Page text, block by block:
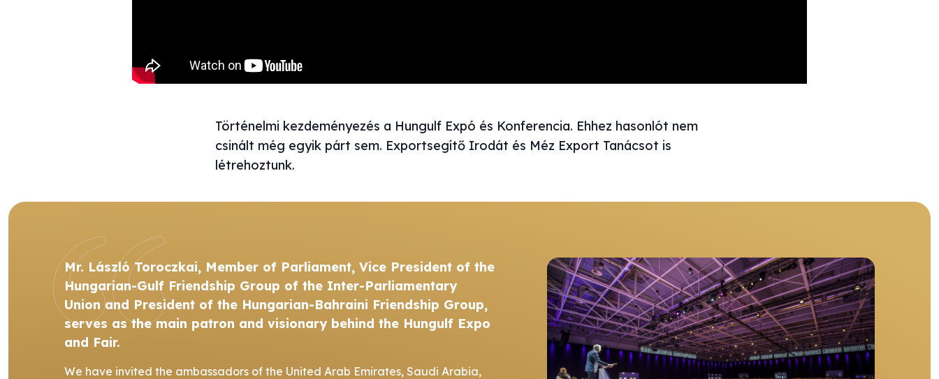
Történelmi kezdeményezés a Hungulf Expó és Konferencia. Ehhez hasonlót nem
csinált még egyik párt sem. Exportsegítő Irodát és Méz Export Tanácsot is
létrehoztunk.
Mr. László Toroczkai, Member of Parliament, Vice President of the
Hungarian-Gulf Friendship Group of the Inter-Parliamentary
Union and President of the Hungarian-Bahraini Friendship Group,
serves as the main patron and visionary behind the Hungulf Expo
and Fair.
We have invited the ambassadors of the United Arab Emirates, Saudi Arabia,